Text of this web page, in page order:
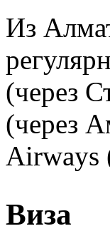
Из
(через
(через
Airways
Виза